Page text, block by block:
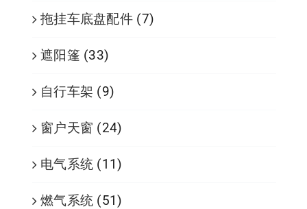
拖挂车底盘配件 (7)
遮阳篷 (33)
自行车架 (9)
窗户天窗 (24)
电气系统 (11)
燃气系统 (51)